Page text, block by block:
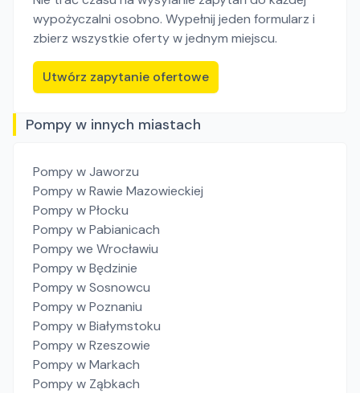
wypożyczalni osobno. Wypełnij jeden formularz i
zbierz wszystkie oferty w jednym miejscu.
Utwórz zapytanie ofertowe
Pompy w innych miastach
Pompyw Jaworzu
Pompyw Rawie Mazowieckiej
Pompyw Płocku
Pompyw Pabianicach
Pompywe Wrocławiu
Pompyw Będzinie
Pompyw Sosnowcu
Pompyw Poznaniu
Pompyw Białymstoku
Pompyw Rzeszowie
Pompyw Markach
Pompyw Ząbkach